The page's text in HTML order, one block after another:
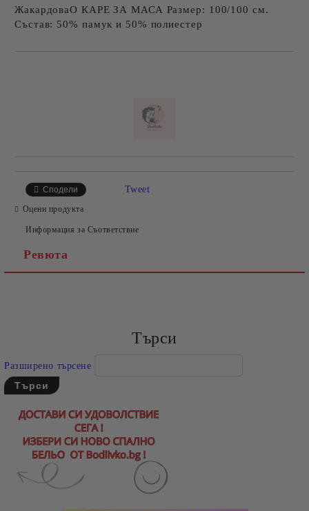
ЖакардоваО КАРЕ ЗА МАСА Размер: 100/100 см.
Състав: 50% памук и 50% полиестер
Сподели Tweet
Оцени продукта
Информация за Съответствие
Ревюта
Търси
Разширено търсене